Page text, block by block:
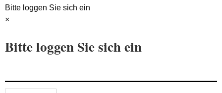
Bitte loggen Sie sich ein
×
Bitte loggen Sie sich ein